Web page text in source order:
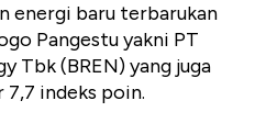
energi baru terbarukan
Pangestu yakni PT
Tbk (BREN) yang juga
7,7 indeks poin.